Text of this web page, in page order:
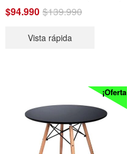
$139.990Original
$94.990
Current
Vista rápida
¡Oferta!